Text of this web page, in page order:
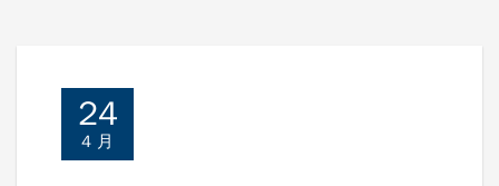
24
4 月